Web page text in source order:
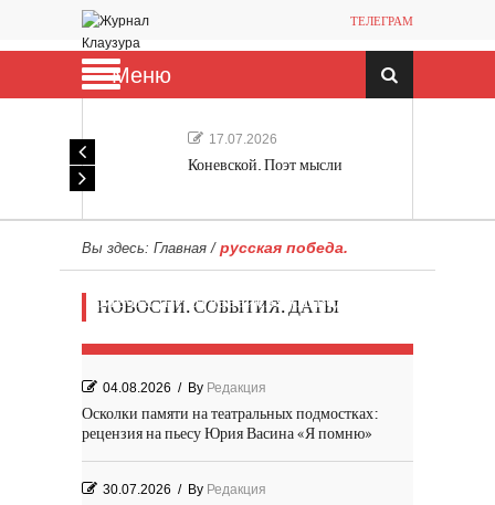
ТЕЛЕГРАМ
Меню
17.07.2026
Коневской. Поэт мысли
Вы здесь: Главная / русская победа.
НОВОСТИ. СОБЫТИЯ. ДАТЫ
Мечта, не отдавайся! «Шведская
04.08.2026 / By Редакция
Осколки памяти на театральных подмостках:
рецензия на пьесу Юрия Васина «Я помню»
30.07.2026 / By Редакция